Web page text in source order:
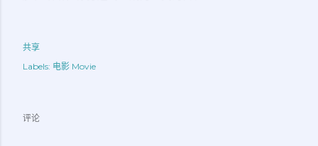
共享
Labels: 电影 Movie
评论